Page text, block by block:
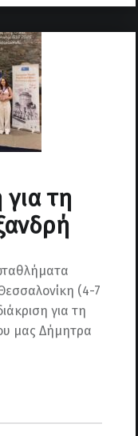
τη
(4-7
για τη
μας Δήμητρα